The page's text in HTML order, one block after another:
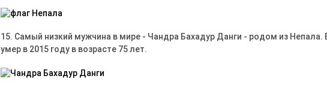
15. Самый низкий мужчина в мире - Чандра Бахадур Данги - родом из Непала.
умер в 2015 году в возрасте 75 лет.